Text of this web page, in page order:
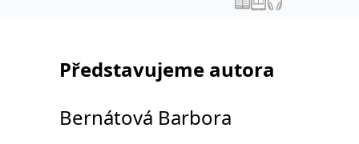
Představujeme autora
Bernátová Barbora